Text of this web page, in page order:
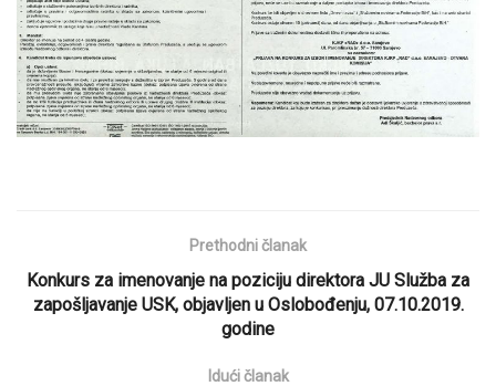
Prethodni članak
Konkurs za imenovanje na poziciju direktora JU Služba za
zapošljavanje USK, objavljen u Oslobođenju, 07.10.2019.
godine
Idući članak